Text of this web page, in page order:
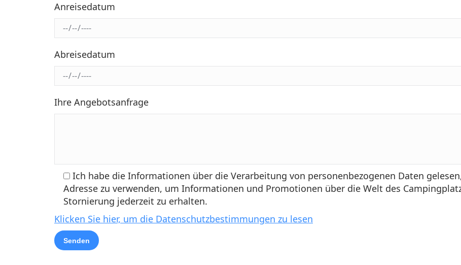
Anreisedatum
Abreisedatum
Ihre Angebotsanfrage
Ich habe die Informationen über die Verarbeitung von personenbezogenen Daten
Adresse zu verwenden, um Informationen und Promotionen über die Welt des
Stornierung jederzeit zu erhalten.
Klicken Sie hier, um die Datenschutzbestimmungen zu lesen